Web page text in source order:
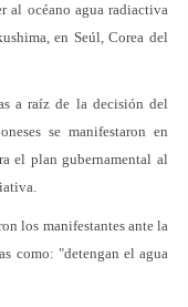
al océano agua radiactiva
en Seúl, Corea del
a raíz de la decisión del
se manifestaron en
el plan gubernamental al
los manifestantes ante la
como: "detengan el agua